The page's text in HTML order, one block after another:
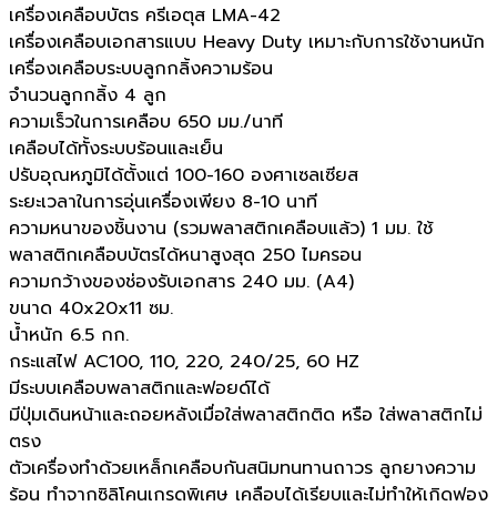
เครื่องเคลือบบัตร ครีเอตุส LMA-42
เครื่องเคลือบเอกสารแบบ Heavy Duty เหมาะกับการใช้งานหนัก
เครื่องเคลือบระบบลูกกลิ้งความร้อน
จำนวนลูกกลิ้ง 4 ลูก
ความเร็วในการเคลือบ 650 มม./นาที
เคลือบได้ทั้งระบบร้อนและเย็น
ปรับอุณหภูมิได้ตั้งแต่ 100-160 องศาเซลเซียส
ระยะเวลาในการอุ่นเครื่องเพียง 8-10 นาที
ความหนาของชิ้นงาน (รวมพลาสติกเคลือบแล้ว) 1 มม. ใช้
พลาสติกเคลือบบัตรได้หนาสูงสุด 250 ไมครอน
ความกว้างของช่องรับเอกสาร 240 มม. (A4)
ขนาด 40x20x11 ซม.
น้ำหนัก 6.5 กก.
กระแสไฟ AC100, 110, 220, 240/25, 60 HZ
มีระบบเคลือบพลาสติกและฟอยด์ได้
มีปุ่มเดินหน้าและถอยหลังเมื่อใส่พลาสติกติด หรือ ใส่พลาสติกไม่
ตรง
ตัวเครื่องทำด้วยเหล็กเคลือบกันสนิมทนทานถาวร ลูกยางความ
ร้อน ทำจากซิลิโคนเกรดพิเศษ เคลือบได้เรียบและไม่ทำให้เกิดฟอง